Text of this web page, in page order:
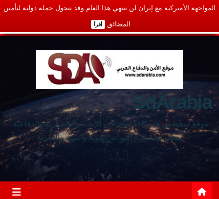
المواجهة الأميركية مع إيران لن تنتهي هذا العام وقد تتحول حملة دولية لتأمين
المضائق أقرأ
SdArabia
موقع متخصص في كافة المجالات الأمنية والعسكرية والدفاعية،
يغطي نشاطات القوات الجوية والبرية والبحرية